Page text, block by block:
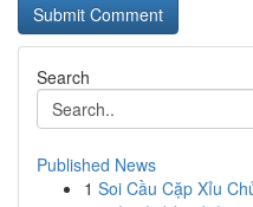
Search
Published News
1 Soi Cầu Cặp Xỉu